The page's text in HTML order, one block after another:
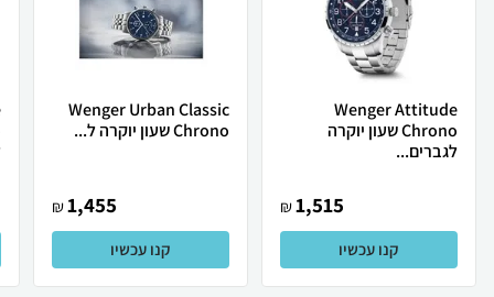
Wenger Attitude
Chrono שעון יוקרה
לגברים...
1,515
₪
קנו עכשיו
Wenger Urban Classic
Chrono שעון יוקרה ל...
1,455
₪
קנו עכשיו